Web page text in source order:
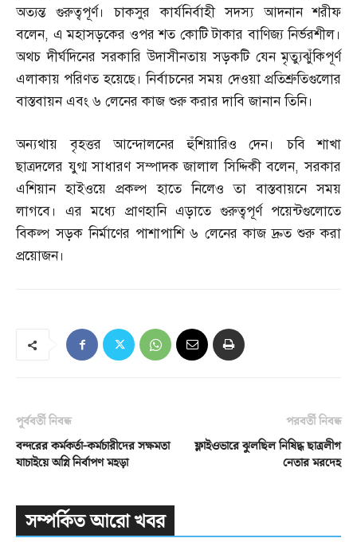
অত্যন্ত গুরুত্বপূর্ণ। চাকসুর কার্যনির্বাহী সদস্য আদনান শরীফ
বলেন, এ মহাসড়কের ওপর শত কোটি টাকার বাণিজ্য নির্ভরশীল।
অথচ দীর্ঘদিনের সরকারি উদাসীনতায় সড়কটি যেন মৃত্যুঝুঁকিপূর্ণ
এলাকায় পরিণত হয়েছে। নির্বাচনের সময় দেওয়া প্রতিশ্রুতিগুলোর
বাস্তবায়ন এবং ৬ লেনের কাজ শুরু করার দাবি জানান তিনি।
অন্যথায় বৃহত্তর আন্দোলনের হুঁশিয়ারিও দেন। চবি শাখা
ছাত্রদলের যুগ্ম সাধারণ সম্পাদক জালাল সিদ্দিকী বলেন,সরকার
এশিয়ান হাইওয়ে প্রকল্প হাতে নিলেও তা বাস্তবায়নে সময়
লাগবে। এর মধ্যে প্রাণহানি এড়াতে গুরুত্বপূর্ণ পয়েন্টগুলোতে
বিকল্প সড়ক নির্মাণের পাশাপাশি ৬ লেনের কাজ দ্রুত শুরু করা
প্রয়োজন।
পূর্ববর্তী নিবন্ধ
বন্দরের কর্মকর্তা-কর্মচারীদের সক্ষমতা
যাচাইয়ে অগ্নি নির্বাপণ মহড়া
পরবর্তী নিবন্ধ
ফ্লাইওভারে ঝুলছিল নিষিদ্ধ ছাত্রলীগ
নেতার মরদেহ
সম্পর্কিত আরো খবর